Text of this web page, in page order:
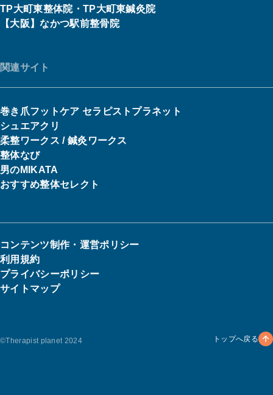
TP大町東整体院・TP大町東鍼灸院
【大阪】なかつ駅前整骨院
関連サイト
巻き爪フットケア セラピストプラネット
シュエアクリ
柔整ワークス / 鍼灸ワークス
整体なび
男のMIKATA
おすすめ整体セレクト
コンテンツ制作・運営ポリシー
利用規約
プライバシーポリシー
サイトマップ
©︎Therapist planet 2024 トップへ戻る